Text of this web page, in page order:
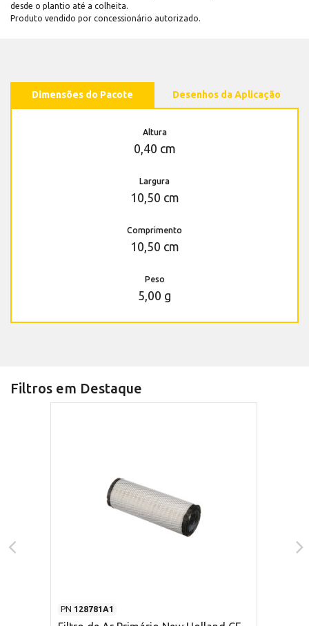
desde o plantio até a colheita.
Produto vendido por concessionário autorizado.
Dimensões do Pacote Desenhos da Aplicação
Altura
0,40 cm
Largura
10,50 cm
Comprimento
10,50 cm
Peso
5,00 g
Filtros em Destaque
PN 128781A1